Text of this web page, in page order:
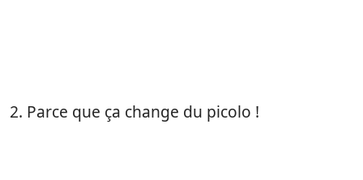
2. Parce que ça change du picolo !